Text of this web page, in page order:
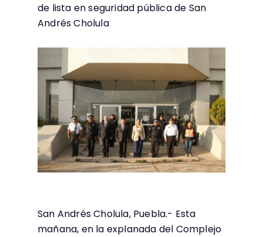
de lista en seguridad pública de San
Andrés Cholula
San Andrés Cholula, Puebla.- Esta
mañana, en la explanada del Complejo